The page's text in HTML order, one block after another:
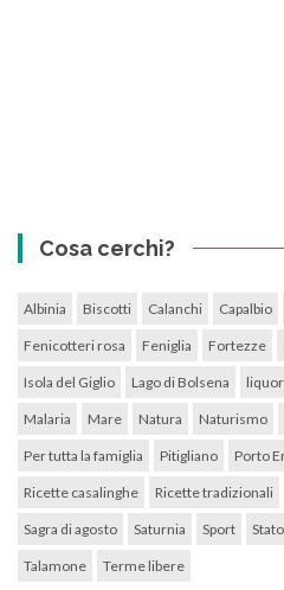
Cosa cerchi?
Albinia Biscotti Calanchi Capalbio
Fenicotteri rosa Feniglia Fortezze
Isola del Giglio Lago di Bolsena
Malaria Mare Natura Naturismo
Per tutta la famiglia Pitigliano Porto
Ricette casalinghe Ricette tradizionali
Sagra di agosto Saturnia Sport
Talamone Terme libere